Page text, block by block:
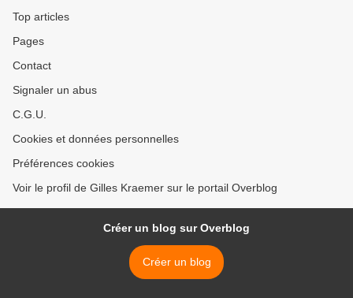
Top articles
Pages
Contact
Signaler un abus
C.G.U.
Cookies et données personnelles
Préférences cookies
Voir le profil de Gilles Kraemer sur le portail Overblog
Créer un blog sur Overblog
Créer un blog